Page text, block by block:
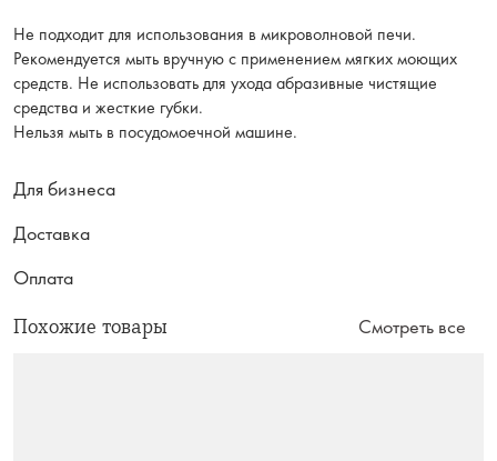
Не подходит для использования в микроволновой печи.
Рекомендуется мыть вручную с применением мягких моющих
средств. Не использовать для ухода абразивные чистящие
средства и жесткие губки.
Нельзя мыть в посудомоечной машине.
Для бизнеса
Доставка
Оплата
Похожие товары Смотреть все